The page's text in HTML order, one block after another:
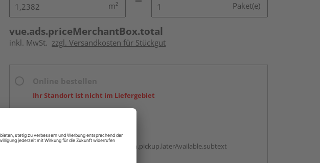
m² Paket(e)
vue.ads.priceMerchantBox.total
inkl. MwSt. zzgl. Versandkosten für Stückgut
Ihr Standort ist nicht im Liefergebiet
Auf Vorbestellung:
vue.ads.priceMerchantBox.option.pickup.laterAvailable.subtext